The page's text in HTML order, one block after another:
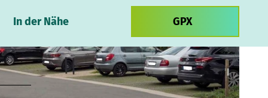
In der Nähe GPX